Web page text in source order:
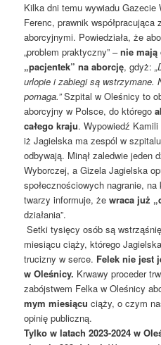
Kilka dni temu wywiadu Gazecie
Ferenc, prawnik
aborcyjnymi. Powiedziała, że
„problem praktyczny” –nie mają
„pacjentek” na aborcję, gdyż:
urlopie i zabiegi są wstrzymane.
pomaga.”Szpital w Oleśnicy to
aborcyjny w Polsce, do którego
całego kraju. Wypowiedź
iż Jagielska ma zespól w
odbywają. Minął zaledwie jeden
Wyborczej, a Gizela Jagielska
społecznościowych nagranie,
twarzy informuje, żewraca już
działania”.
Setki tysięcy osób są
miesiącu ciąży, którego
trucizny w serce. Felek nie jest
w Oleśnicy. Krwawy proceder
zabójstwem Felka w Oleśnicy
mym miesiącu ciąży, o czym
opinię publiczną.
Tylko w latach 2023-2024 w